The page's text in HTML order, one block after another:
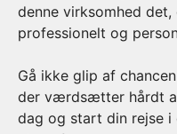
denne virksomhed
professionelt og
Gå ikke glip af
der værdsætter hårdt
dag og start din rejse